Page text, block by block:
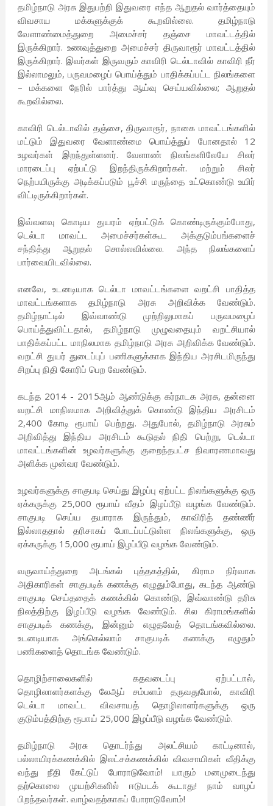
தமிழ்நாடு அரசு இதுபற்றி இதுவரை எந்த ஆறுதல் வார்த்தையும்
விவசாய மக்களுக்குக் கூறவில்லை. தமிழ்நாடு
வேளாண்மைத்துறை அமைச்சர் தஞ்சை மாவட்டத்தில்
இருக்கிறார். உணவுத்துறை அமைச்சர் திருவாரூர் மாவட்டத்தில்
இருக்கிறார். இவர்கள் இருவரும் காவிரி டெல்டாவில் காவிரி நீர்
இல்லாமலும், பருவமழைப் பொய்த்தும் பாதிக்கப்பட்ட நிலங்களை
– மக்களை நேரில் பார்த்து ஆய்வு செய்யவில்லை; ஆறுதல்
கூறவில்லை.
காவிரி டெல்டாவில் தஞ்சை, திருவாரூர், நாகை மாவட்டங்களில்
மட்டும் இதுவரை வேளாண்மை பொய்த்துப் போனதால் 12
உழவர்கள் இறந்துள்ளனர். வேளாண் நிலங்களிலேயே சிலர்
மாரடைப்பு ஏற்பட்டு இறந்திருக்கிறார்கள். மற்றும் சிலர்
நெற்பயிருக்கு அடிக்கப்படும் பூச்சி மருந்தை உட்கொண்டு உயிர்
விட்டிருக்கிறார்கள்.
இவ்வளவு கொடிய துயரம் ஏற்பட்டுக் கொண்டிருக்கும்போது,
டெல்டா மாவட்ட அமைச்சர்கள்கூட அக்குடும்பங்களைச்
சந்தித்து ஆறுதல் சொல்லவில்லை. அந்த நிலங்களைப்
பார்வையிடவில்லை.
எனவே, உடனடியாக டெல்டா மாவட்டங்களை வறட்சி பாதித்த
மாவட்டங்களாக தமிழ்நாடு அரசு அறிவிக்க வேண்டும்.
தமிழ்நாட்டில் இவ்வாண்டு முற்றிலுமாகப் பருவமழைப்
பொய்த்துவிட்டதால், தமிழ்நாடு முழுவதையும் வறட்சியால்
பாதிக்கப்பட்ட மாநிலமாக தமிழ்நாடு அரசு அறிவிக்க வேண்டும்.
வறட்சி துயர் துடைப்புப் பணிகளுக்காக இந்திய அரசிடமிருந்து
சிறப்பு நிதி கோரிப் பெற வேண்டும்.
கடந்த 2014 - 2015ஆம் ஆண்டுக்கு கர்நாடக அரசு, தன்னை
வறட்சி மாநிலமாக அறிவித்துக் கொண்டு இந்திய அரசிடம்
2,400 கோடி ரூபாய் பெற்றது. அதுபோல், தமிழ்நாடு அரசும்
அறிவித்து இந்திய அரசிடம் கூடுதல் நிதி பெற்று, டெல்டா
மாவட்டங்களின் உழவர்களுக்கு குறைந்தபட்ச நிவாரணமாவது
அளிக்க முன்வர வேண்டும்.
உழவர்களுக்கு சாகுபடி செய்து இழப்பு ஏற்பட்ட நிலங்களுக்கு ஒரு
ஏக்கருக்கு 25,000 ரூபாய் வீதம் இழப்பீடு வழங்க வேண்டும்.
சாகுபடி செய்ய தயாராக இருந்தும், காவிரித் தண்ணீர்
இல்லாததால் தரிசாகப் போடப்பட்டுள்ள நிலங்களுக்கு, ஒரு
ஏக்கருக்கு 15,000 ரூபாய் இழப்பீடு வழங்க வேண்டும்.
வருவாய்த்துறை அடங்கல் புத்தகத்தில், கிராம நிர்வாக
அதிகாரிகள் சாகுபடிக் கணக்கு எழுதும்போது, கடந்த ஆண்டு
சாகுபடி செய்ததைக் கணக்கில் கொண்டு, இவ்வாண்டு தரிசு
நிலத்திற்கு இழப்பீடு வழங்க வேண்டும். சில கிராமங்களில்
சாகுபடிக் கணக்கு, இன்னும் எழுதவேத் தொடங்கவில்லை.
உடனடியாக அங்கெல்லாம் சாகுபடிக் கணக்கு எழுதும்
பணிகளைத் தொடங்க வேண்டும்.
தொழிற்சாலைகளில் கதவடைப்பு ஏற்பட்டால்,
தொழிலாளர்களக்கு லேஆப் சம்பளம் தருவதுபோல், காவிரி
டெல்டா மாவட்ட விவசாயத் தொழிலாளர்களுக்கு ஒரு
குடும்பத்திற்கு ரூபாய் 25,000 இழப்பீடு வழங்க வேண்டும்.
தமிழ்நாடு அரசு தொடர்ந்து அலட்சியம் காட்டினால்,
பல்லாயிரக்கணக்கில் இலட்சக்கணக்கில் விவசாயிகள் வீதிக்கு
வந்து நீதி கேட்டுப் போராடுவோம்! யாரும் மனமுடைந்து
தற்கொலை முயற்சிகளில் ஈடுபடக் கூடாது! நாம் வாழப்
பிறந்தவர்கள். வாழ்வதற்காகப் போராடுவோம்!